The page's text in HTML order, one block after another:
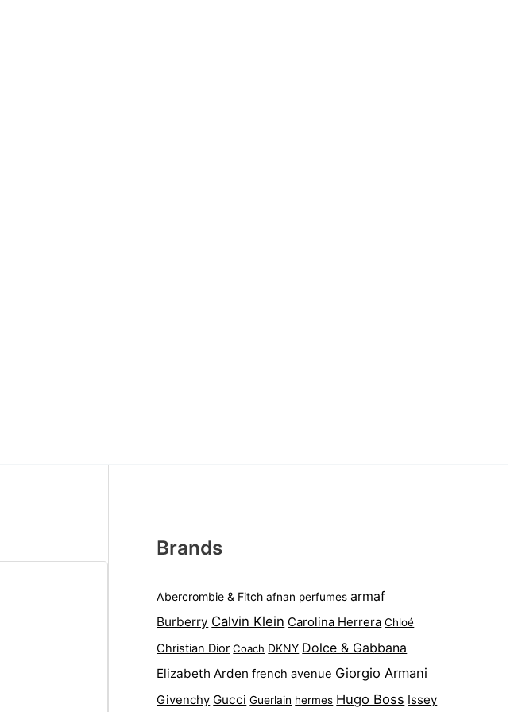
Brands
Abercrombie & Fitch afnan perfumes armaf
Burberry Calvin Klein Carolina Herrera Chloé
Christian Dior Coach DKNY Dolce & Gabbana
Elizabeth Arden french avenue Giorgio Armani
Givenchy Gucci Guerlain hermes Hugo Boss Issey